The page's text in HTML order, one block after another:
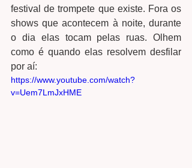
festival de trompete que existe. Fora os
shows que acontecem à noite, durante
o dia elas tocam pelas ruas. Olhem
como é quando elas resolvem desfilar
por aí:
https://www.youtube.com/watch?
v=Uem7LmJxHME